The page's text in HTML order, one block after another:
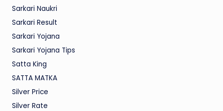
Sarkari Naukri
Sarkari Result
Sarkari Yojana
Sarkari Yojana Tips
Satta King
SATTA MATKA
Silver Price
Silver Rate